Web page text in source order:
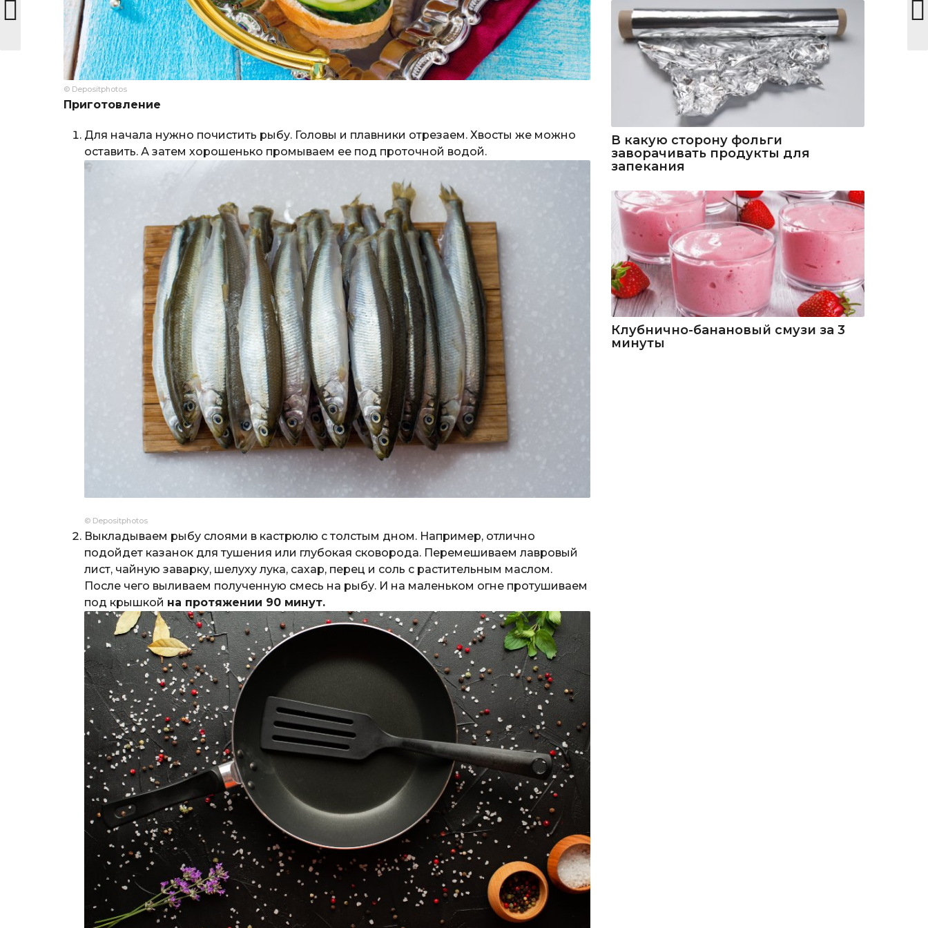
© Depositphotos
Приготовление
Для начала нужно почистить рыбу. Головы и плавники отрезаем. Хвосты же можно
оставить. А затем хорошенько промываем ее под проточной водой.
© Depositphotos
Выкладываем рыбу слоями в кастрюлю с толстым дном. Например, отлично
подойдет казанок для тушения или глубокая сковорода. Перемешиваем лавровый
лист, чайную заварку, шелуху лука, сахар, перец и соль с растительным маслом.
После чего выливаем полученную смесь на рыбу. И на маленьком огне протушиваем
под крышкой на протяжении 90 минут.
В какую сторону фольги
заворачивать продукты для
запекания
Клубнично-банановый смузи за 3
минуты